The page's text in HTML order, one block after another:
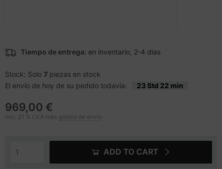
Tiempo de entrega: en inventario, 2-4 dias
Stock: Solo 7 piezas en stock
El envío de hoy de su pedido todavía:
23 Std 22 min
969,00 €
incl. 21 % I.V.A más gastos de envío
ADD TO CART
Zubehör
gráficas
Mainboards